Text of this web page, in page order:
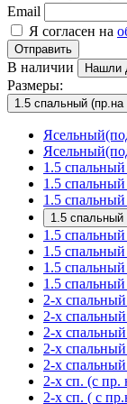
Email
Я согласен на
Отправить
В наличии Нашли
Размеры:
1.5 спальный (пр.на
1.5
1.5
1.5
1.5 спальный
1.5
1.5
1.5
1.5
2-х
2-х
2-х
2-х
2-х
2-х сп. (с пр.
2-х сп. ( с